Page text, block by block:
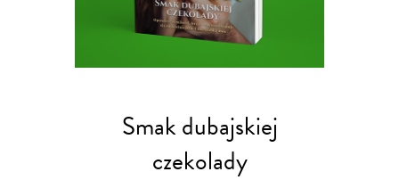
Smak dubajskiej
czekolady